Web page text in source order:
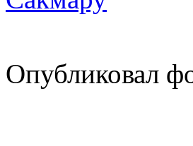
Опубликовал